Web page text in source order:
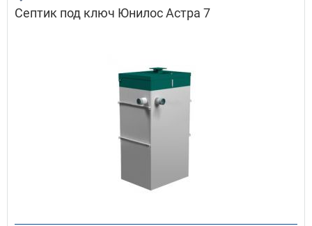
Септик под ключ Юнилос Астра 7